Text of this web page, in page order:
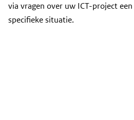
via vragen over uw ICT-project
specifieke situatie.